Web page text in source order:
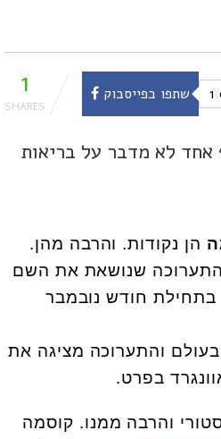
שתפו בפייסבוק 1
אחד לא מדבר על בריאות
הן נקודות. והרבה מהן.
התערוכה שנושאת את השם
חודש נובמבר
בעולם והתערוכה מציגה את
בפרט.
והרבה ממנו. קוסמה